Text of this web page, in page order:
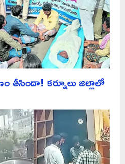
తీసిందా! కర్నూలు జిల్లాలో